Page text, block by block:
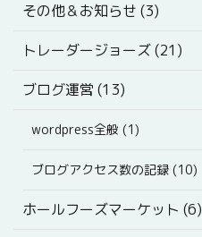
その他＆お知らせ (3)
トレーダージョーズ (21)
ブログ運営 (13)
wordpress全般 (1)
ブログアクセス数の記録 (10)
ホールフーズマーケット (6)